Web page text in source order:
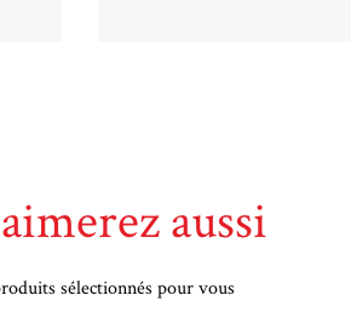
aussi
sélectionnés pour vous